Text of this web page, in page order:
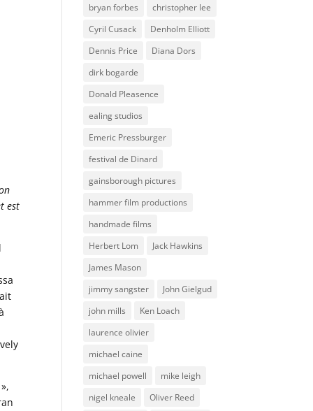
est
bryan forbes
christopher lee
Cyril Cusack
Denholm Elliott
Dennis Price
Diana Dors
dirk bogarde
Donald Pleasence
ealing studios
Emeric Pressburger
festival de Dinard
gainsborough pictures
hammer film productions
handmade films
Herbert Lom
Jack Hawkins
James Mason
jimmy sangster
John Gielgud
john mills
Ken Loach
laurence olivier
michael caine
michael powell
mike leigh
nigel kneale
Oliver Reed